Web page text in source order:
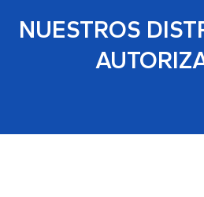
NUESTROS